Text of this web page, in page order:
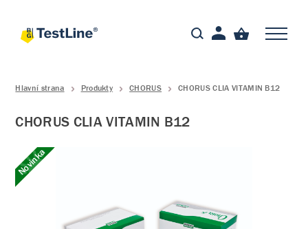
Hlavní strana Produkty CHORUS CHORUS CLIA VITAMIN B12
CHORUS CLIA VITAMIN B12
Novinka